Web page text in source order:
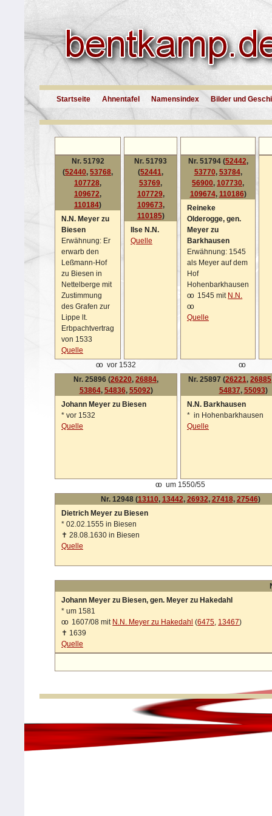
Startseite Ahnentafel Namensindex Bilder und
Nr. 51792
(52440, 53768,
107728,
109672,
110184)
N.N. Meyer zu
Biesen
Erwähnung: Er
erwarb den
Leßmann-Hof
zu Biesen in
Nettelberge mit
Zustimmung
des Grafen zur
Lippe lt.
Erbpachtvertrag
von 1533
Quelle
Nr. 51793
(52441,
53769,
107729,
109673,
110185)
Ilse N.N.
Quelle
Nr. 51794 (52442,
53770, 53784,
56900, 107730,
109674, 110186)
Reineke
Olderogge, gen.
Meyer zu
Barkhausen
Erwähnung: 1545
als Meyer auf dem
Hof
Hohenbarkhausen
oo
1545 mit N.N.
oo
Quelle
oo vor 1532
oo
Nr. 25896 (26220, 26884,
53864, 54836, 55092)
Johann Meyer zu Biesen
* vor 1532
Quelle
Nr. 25897 (26221, 26885
54837, 55093)
N.N. Barkhausen
* in Hohenbarkhausen
Quelle
oo um 1550/55
Nr. 12948 (13110, 13442, 26932, 27418, 27546)
Dietrich Meyer zu Biesen
* 02.02.1555 in Biesen
✝ 28.08.1630 in Biesen
Quelle
Johann Meyer zu Biesen, gen. Meyer zu Hakedahl
* um 1581
oo
1607/08 mit N.N. Meyer zu Hakedahl (6475, 13467)
✝ 1639
Quelle